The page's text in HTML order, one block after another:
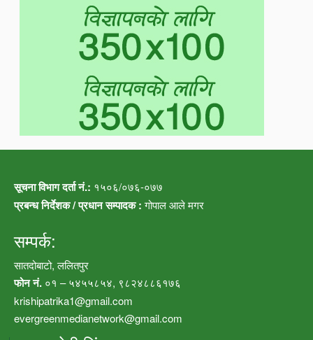
सूचना विभाग दर्ता नं.: १५०६/०७६-०७७
प्रबन्ध निर्देशक / प्रधान सम्पादक :गोपाल आले मगर
सम्पर्क:
सातदोबाटो, ललितपुर
फोन नं. ०१ – ५४५५८५४, ९८२४८८६१७६
krishipatrika1@gmail.com
evergreenmedianetwork@gmail.com